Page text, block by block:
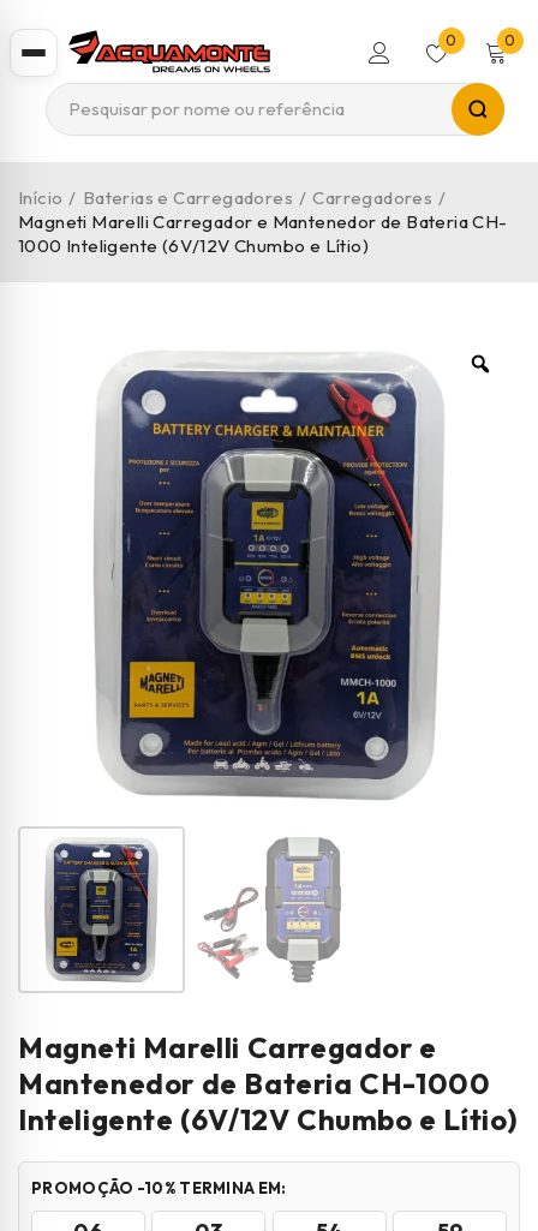
0 0
Início / Baterias e Carregadores / Carregadores /
Magneti Marelli Carregador e Mantenedor de Bateria CH-
1000 Inteligente (6V/12V Chumbo e Lítio)
Magneti Marelli Carregador e
Mantenedor de Bateria CH-1000
Inteligente (6V/12V Chumbo e Lítio)
PROMOÇÃO -10% TERMINA EM: